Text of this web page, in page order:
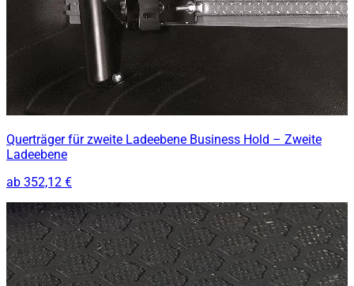
Querträger für zweite Ladeebene Business Hold – Zweite
Ladeebene
ab 352,12 €